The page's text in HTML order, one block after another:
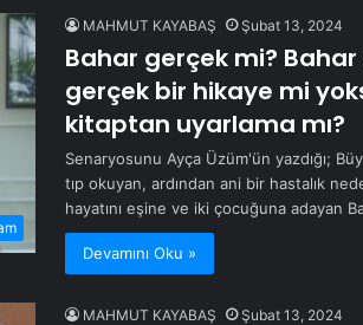
MAHMUT KAYABAŞ Şubat 13, 2024
Bahar gerçek mi? Bahar
gerçek bir hikaye mi
kitaptan uyarlama mı?
Senaryosunu Ayça Üzüm'ün yazdığı;
tıp okuyan, ardından ani bir hastalık
hayatını eşine ve iki çocuğuna adayan
Devamını Oku »
MAHMUT KAYABAŞ Şubat 13, 2024